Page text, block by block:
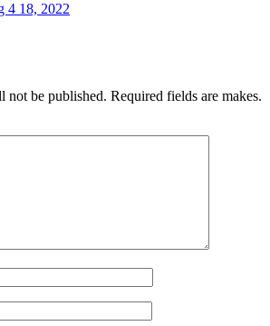
4 18, 2022
not be published. Required fields are makes.